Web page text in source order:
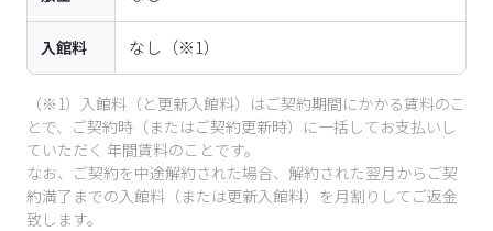
入館料 なし （※1）
（※1）入館料（と更新入館料）はご契約期間にかかる賃料のこ
とで、ご契約時（またはご契約更新時）に一括してお支払いし
ていただく 年間賃料のことです。
なお、ご契約を中途解約された場合、解約された翌月からご契
約満了までの入館料（または更新入館料）を月割りしてご返金
致します。